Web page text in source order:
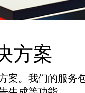
方案
案。我们的服务